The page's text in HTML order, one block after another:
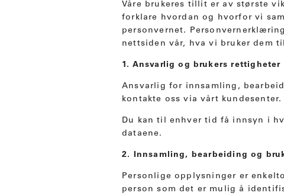
Våre brukeres tillit er av største
forklare hvordan og hvorfor vi
personvernet.
nettsiden vår, hva vi bruker dem
1. Ansvarlig og brukers rettigheter
Ansvarlig for innsamling,
kontakte oss via vårt kundesenter.
Du kan til enhver tid få innsyn i
dataene.
2. Innsamling, bearbeiding og
Personlige opplysninger er
person som det er mulig å